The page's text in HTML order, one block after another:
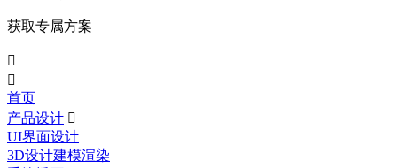
获取专属方案


首页
产品设计 
UI界面设计
3D设计建模渲染